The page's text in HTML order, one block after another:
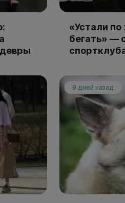
«Устали
бегать» —
9 дней назад